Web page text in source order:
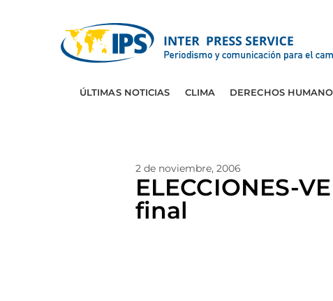
ÚLTIMAS NOTICIAS CLIMA DERECHOS
2 de noviembre, 2006
ELECCIONES-
final